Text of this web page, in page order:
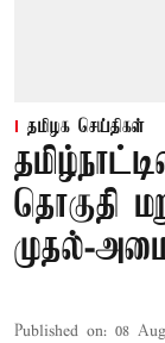
தமிழக செய்திகள்
தொகுதி
முதல்-
Published on: 08